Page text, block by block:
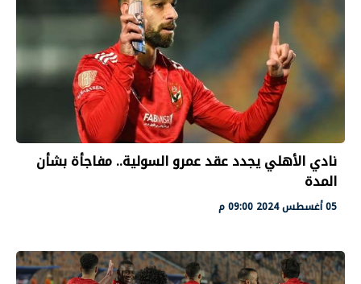
نادي الأهلي يجدد عقد عمرو السولية.. مفاجأة بشأن
المدة
05 أغسطس 2024 09:00 م